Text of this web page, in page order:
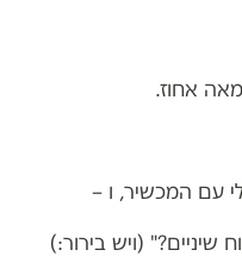
אחוז.
עם המכשיר, ו –
שיניים?" (ויש בירור:)